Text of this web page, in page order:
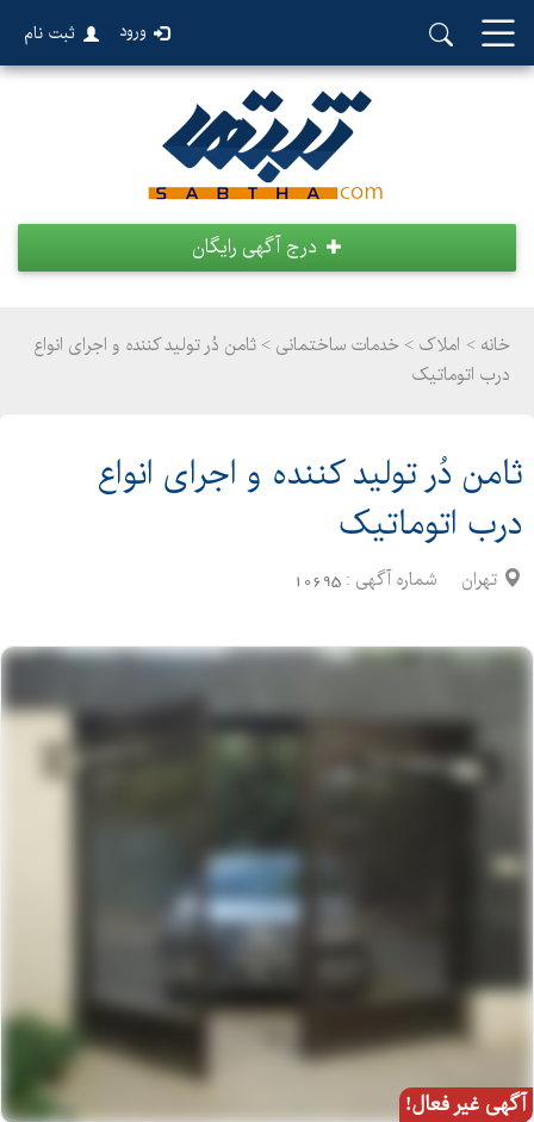
ورود ثبت نام
درج آگهی رایگان
خانه > املاک > خدمات ساختمانی > ثامن دُر تولید کننده و اجرای انواع
درب اتوماتیک
ثامن دُر تولید کننده و اجرای انواع
درب اتوماتیک
تهران شماره آگهی : 10695
آگهی غیر فعال!